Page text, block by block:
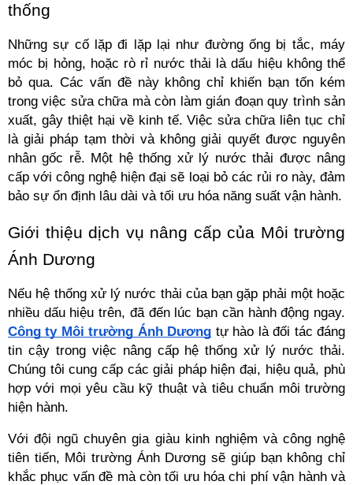
thống
Những sự cố lặp đi lặp lại như đường ống bị tắc, máy
móc bị hỏng, hoặc rò rỉ nước thải là dấu hiệu không thể
bỏ qua. Các vấn đề này không chỉ khiến bạn tốn kém
trong việc sửa chữa mà còn làm gián đoạn quy trình sản
xuất, gây thiệt hại về kinh tế. Việc sửa chữa liên tục chỉ
là giải pháp tạm thời và không giải quyết được nguyên
nhân gốc rễ. Một hệ thống xử lý nước thải được nâng
cấp với công nghệ hiện đại sẽ loại bỏ các rủi ro này, đảm
bảo sự ổn định lâu dài và tối ưu hóa năng suất vận hành.
Giới thiệu dịch vụ nâng cấp của Môi trường
Ánh Dương
Nếu hệ thống xử lý nước thải của bạn gặp phải một hoặc
Công ty Môi trường Ánh Dương tự hào là đối tác đáng
tin cậy trong việc nâng cấp hệ thống xử lý nước thải.
Chúng tôi cung cấp các giải pháp hiện đại, hiệu quả, phù
hợp với mọi yêu cầu kỹ thuật và tiêu chuẩn môi trường
hiện hành.
Với đội ngũ chuyên gia giàu kinh nghiệm và công nghệ
tiên tiến, Môi trường Ánh Dương sẽ giúp bạn không chỉ
khắc phục vấn đề mà còn tối ưu hóa chi phí vận hành và